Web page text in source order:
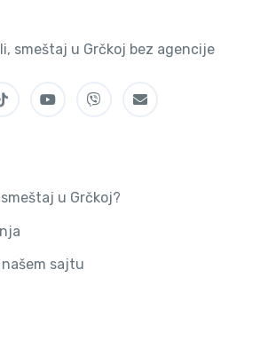
smeštaj u Grčkoj bez agencije
u Grčkoj?
sajtu